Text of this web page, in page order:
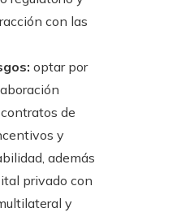
con las
optar por
de
y
además
privado con
y